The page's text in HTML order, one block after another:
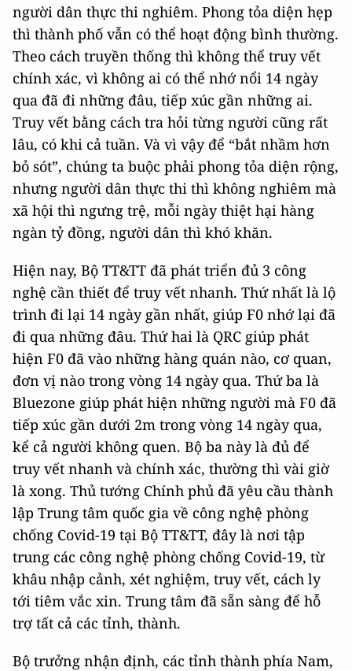
người dân thực thi nghiêm. Phong tỏa diện hẹp
thì thành phố vẫn có thể hoạt động bình thường.
Theo cách truyền thống thì không thể truy vết
chính xác, vì không ai có thể nhớ nổi 14 ngày
qua đã đi những đâu, tiếp xúc gần những ai.
Truy vết bằng cách tra hỏi từng người cũng rất
lâu, có khi cả tuần. Và vì vậy để “bắt nhầm hơn
bỏ sót”, chúng ta buộc phải phong tỏa diện rộng,
nhưng người dân thực thi thì không nghiêm mà
xã hội thì ngưng trệ, mỗi ngày thiệt hại hàng
ngàn tỷ đồng, người dân thì khó khăn.
Hiện nay, Bộ TT&TT đã phát triển đủ 3 công
nghệ cần thiết để truy vết nhanh. Thứ nhất là lộ
trình đi lại 14 ngày gần nhất, giúp F0 nhớ lại đã
đi qua những đâu. Thứ hai là QRC giúp phát
hiện F0 đã vào những hàng quán nào, cơ quan,
đơn vị nào trong vòng 14 ngày qua. Thứ ba là
Bluezone giúp phát hiện những người mà F0 đã
tiếp xúc gần dưới 2m trong vòng 14 ngày qua,
kể cả người không quen. Bộ ba này là đủ để
truy vết nhanh và chính xác, thường thì vài giờ
là xong. Thủ tướng Chính phủ đã yêu cầu thành
lập Trung tâm quốc gia về công nghệ phòng
chống Covid-19 tại Bộ TT&TT, đây là nơi tập
trung các công nghệ phòng chống Covid-19, từ
khâu nhập cảnh, xét nghiệm, truy vết, cách ly
tới tiêm vắc xin. Trung tâm đã sẵn sàng để hỗ
trợ tất cả các tỉnh, thành.
Bộ trưởng nhận định, các tỉnh thành phía Nam,